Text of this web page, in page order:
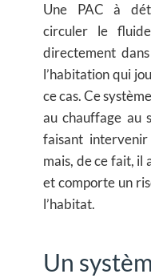
Une PAC à
circuler le
directement
l’habitation qui
ce cas. Ce
au chauffage au
faisant
mais, de ce fait, il
et comporte un
l’habitat.
Un